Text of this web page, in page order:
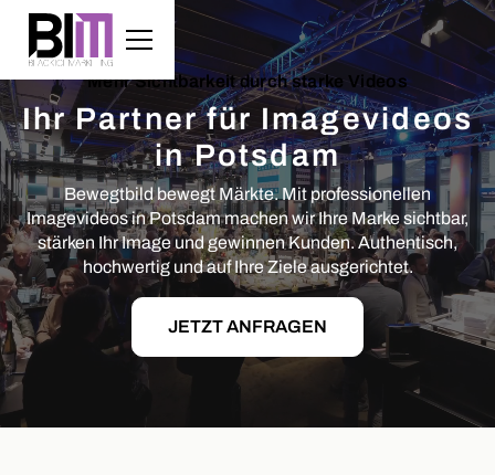
Mehr Sichtbarkeit durch starke Videos
Ihr Partner für Imagevideos
in Potsdam
Bewegtbild bewegt Märkte. Mit professionellen
Imagevideos in Potsdam machen wir Ihre Marke sichtbar,
stärken Ihr Image und gewinnen Kunden. Authentisch,
hochwertig und auf Ihre Ziele ausgerichtet.
JETZT ANFRAGEN